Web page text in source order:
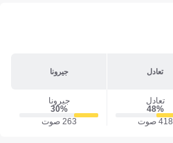
تعادل جيرونا
تعادل
48‎%‎
418 صوت
جيرونا
30‎%‎
263 صوت